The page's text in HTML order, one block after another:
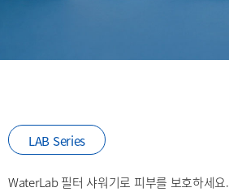
LAB Series
WaterLab 필터 샤워기로 피부를 보호하세요.